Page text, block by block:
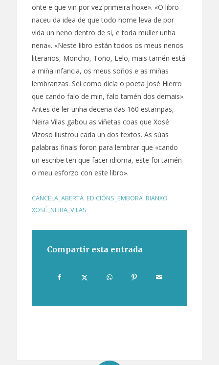
onte e que vin por vez primeira hoxe». «O libro
naceu da idea de que todo home leva de por
vida un neno dentro de si, e toda muller unha
nena». «Neste libro están todos os meus nenos
literarios, Moncho, Toño, Lelo, mais tamén está
a miña infancia, os meus soños e as miñas
lembranzas. Sei como dicía o poeta José Hierro
que cando falo de min, falo tamén dos demais».
Antes de ler unha decena das 160 estampas,
Neira Vilas gabou as viñetas coas que Xosé
Vizoso ilustrou cada un dos textos. As súas
palabras finais foron para lembrar que «cando
un escribe ten que facer idioma, este foi tamén
o meu esforzo con este libro».
CANCELA_ABERTA, EDICIÓNS_EMBORA, RIANXO
XOSÉ_NEIRA_VILAS
Compartir esta entrada